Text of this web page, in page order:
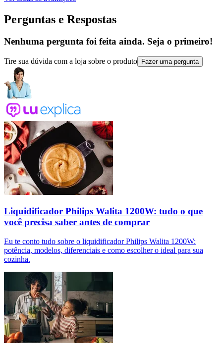
Perguntas e Respostas
Nenhuma pergunta foi feita ainda. Seja o primeiro!
Tire sua dúvida com a loja sobre o produto Fazer uma pergunta
Liquidificador Philips Walita 1200W: tudo o que
você precisa saber antes de comprar
Eu te conto tudo sobre o liquidificador Philips Walita 1200W:
potência, modelos, diferenciais e como escolher o ideal para sua
cozinha.